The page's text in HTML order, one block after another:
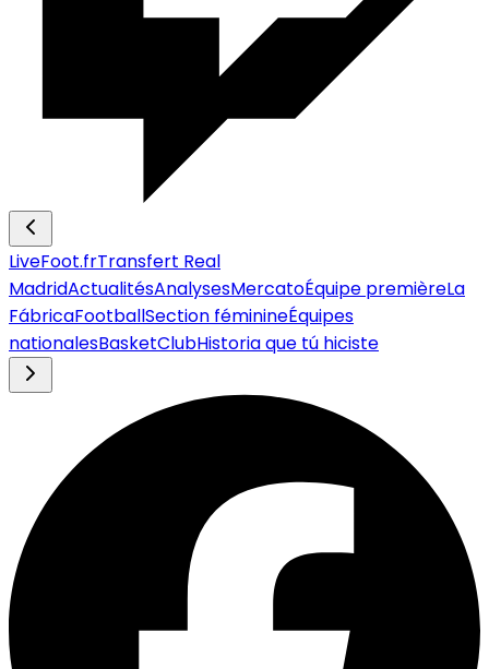
LiveFoot.frTransfert Real
MadridActualitésAnalysesMercatoÉquipe premièreLa
FábricaFootballSection féminineÉquipes
nationalesBasketClubHistoria que tú hiciste